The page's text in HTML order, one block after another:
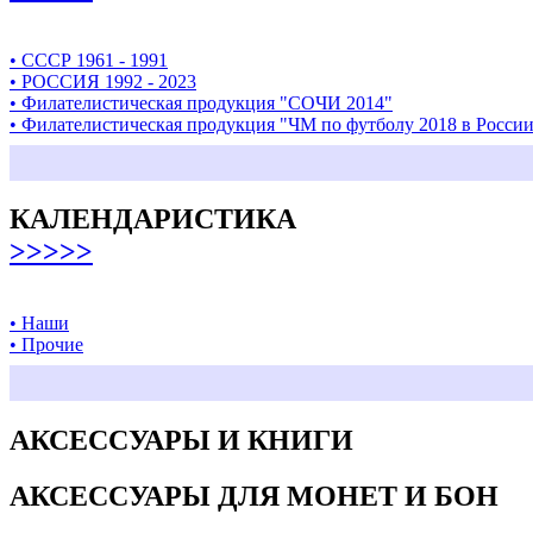
• СССР 1961 - 1991
• РОССИЯ 1992 - 2023
• Филателистическая продукция "СОЧИ 2014"
• Филателистическая продукция "ЧМ по футболу 2018 в
КАЛЕНДАРИСТИКА
>>>>>
• Наши
• Прочие
АКСЕССУАРЫ И КНИГИ
АКСЕССУАРЫ ДЛЯ МОНЕТ И БОН